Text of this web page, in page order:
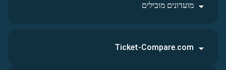
מועדונים מובילים
Ticket-Compare.com